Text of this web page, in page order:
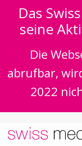
Das
seine
Die
abrufbar,
2022